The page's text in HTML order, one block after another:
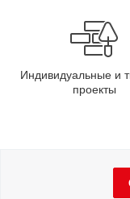
Индивидуальные и
проекты